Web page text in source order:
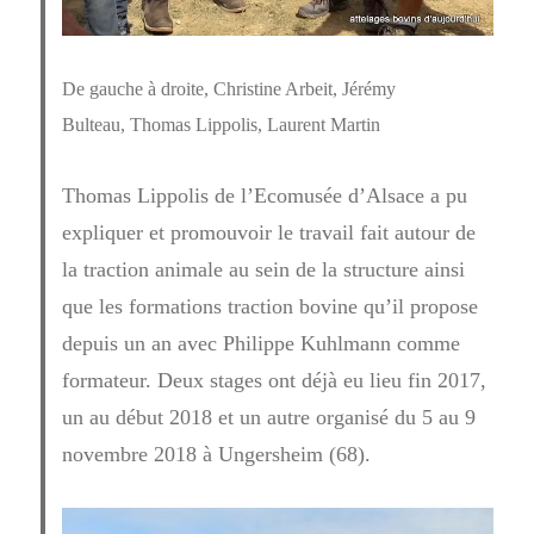
De gauche à droite, Christine Arbeit, Jérémy
Bulteau, Thomas Lippolis, Laurent Martin
Thomas Lippolis de l’Ecomusée d’Alsace a pu
expliquer et promouvoir le travail fait autour de
la traction animale au sein de la structure ainsi
que les formations traction bovine qu’il propose
depuis un an avec Philippe Kuhlmann comme
formateur. Deux stages ont déjà eu lieu fin 2017,
un au début 2018 et un autre organisé du 5 au 9
novembre 2018 à Ungersheim (68).